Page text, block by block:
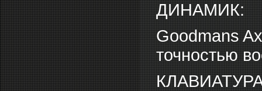
ДИНАМИК:
Goodmans
точностью